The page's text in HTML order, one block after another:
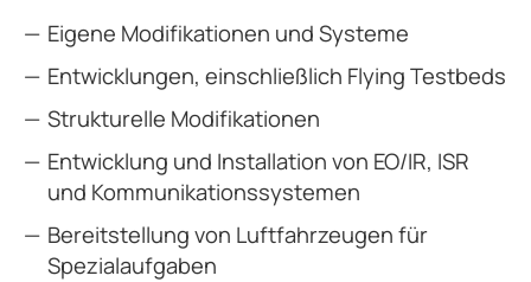
Eigene Modifikationen und Systeme
Entwicklungen, einschließlich Flying Testbeds
Strukturelle Modifikationen
Entwicklung und Installation von EO/IR, ISR
und Kommunikationssystemen
Bereitstellung von Luftfahrzeugen für
Spezialaufgaben